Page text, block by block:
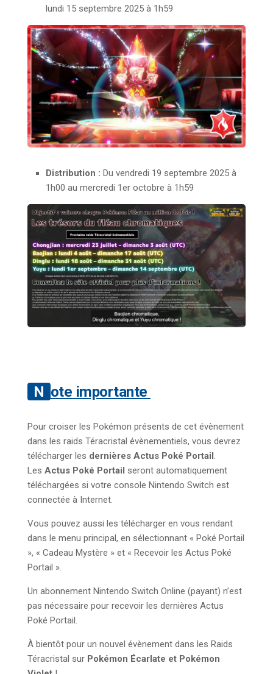
lundi 15 septembre 2025 à 1h59
Distribution : Du vendredi 19 septembre 2025 à
1h00 au mercredi 1er octobre à 1h59
Note importante
Pour croiser les Pokémon présents de cet évènement
dans les raids Téracristal évènementiels, vous devrez
télécharger les dernières Actus Poké Portail.
Les Actus Poké Portail seront automatiquement
téléchargées si votre console Nintendo Switch est
connectée à Internet.
Vous pouvez aussi les télécharger en vous rendant
dans le menu principal, en sélectionnant « Poké Portail
», « Cadeau Mystère » et « Recevoir les Actus Poké
Portail ».
Un abonnement Nintendo Switch Online (payant) n’est
pas nécessaire pour recevoir les dernières Actus
Poké Portail.
À bientôt pour un nouvel évènement dans les Raids
Téracristal sur Pokémon Écarlate et Pokémon